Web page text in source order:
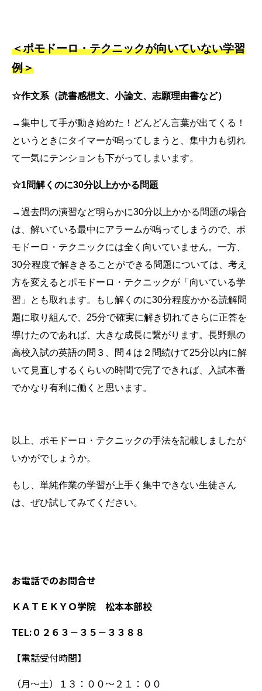
＜ポモドーロ・テクニックが向いていない学習
例＞
☆作文系（読書感想文、小論文、志願理由書など）
→集中して手が動き始めた！どんどん言葉が出てくる！
というときにタイマーが鳴ってしまうと、集中力も切れ
て一気にテンションも下がってしまいます。
☆1問解くのに30分以上かかる問題
→過去問の演習など明らかに30分以上かかる問題の場合
は、解いている最中にアラームが鳴ってしまうので、ポ
モドーロ・テクニックには全く向いていません。一方、
30分程度で解ききることができる問題については、考え
方を変えるとポモドーロ・テクニックが「向いている学
習」とも取れます。もし解くのに30分程度かかる読解問
題に取り組んで、25分で確実に解き切れてさらに正答を
導けたのであれば、大きな成長に繋がります。長野県の
高校入試の英語の問３、問４は２問続けて25分以内に解
いて見直しするくらいの時間で完了できれば、入試本番
でかなり有利に働くと思います。
以上、ポモドーロ・テクニックの手法を記載しましたが
いかがでしょうか。
もし、単純作業の学習が上手く集中できない生徒さん
は、ぜひ試してみてください。
お電話でのお問合せ
ＫＡＴＥＫＹＯ学院 松本本部校
TEL:０２６３－３５－３３８８
【電話受付時間】
（月～土）１３：００～２１：００